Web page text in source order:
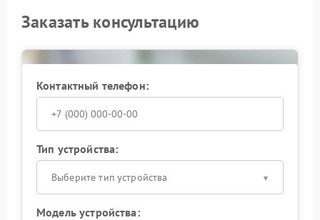
Заказать консультацию
Контактный телефон:
Тип устройства:
Выберите тип устройства
Модель устройства: